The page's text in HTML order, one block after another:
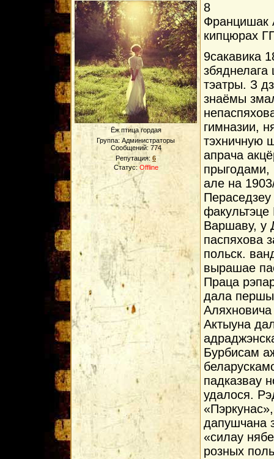
Ёж птица гордая
Группа: Администраторы
Сообщений: 774
Репутация: 6
Статус: Offline
8
Францишак
кипцюрах
9сакавика
тэатры. З
знаёмы
гимназии,
тэхничную
апрача
прыгодами,
але на
факультэце
Варшаву, у
паспяхова
польск.
вырашае
Праца
дала першы
Актыуна
Бурбисам
падказвау
удалося.
дапушчана
«силау
розных